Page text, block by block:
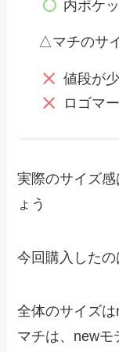
内ポケ
△マチのサ
値段が
ロゴマ
実際のサイズ
ょう
今回購入したの
全体のサイズは
マチは、newモ